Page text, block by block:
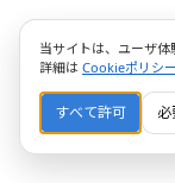
当サイトは、ユーザ
詳細は Cookieポリシー
すべて許可 必